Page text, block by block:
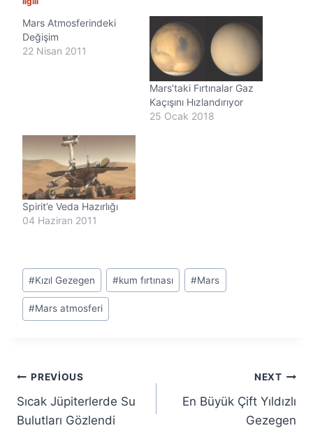
y
o
Mars Atmosferindeki
Değişim
22 Nisan 2011
Mars’taki Fırtınalar Gaz
Kaçışını Hızlandırıyor
25 Ocak 2018
Spirit’e Veda Hazırlığı
04 Haziran 2011
Post
Tags:
#Kızıl Gezegen #kum fırtınası #Mars
#Mars atmosferi
Yazı
gezinmesi
PREVIOUS
Sıcak Jüpiterlerde Su
Bulutları Gözlendi
NEXT
En Büyük Çift Yıldızlı
Gezegen